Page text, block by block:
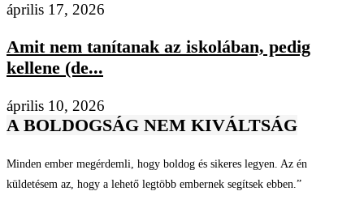
április 17, 2026
Amit nem tanítanak az iskolában, pedig
kellene (de...
április 10, 2026
A BOLDOGSÁG NEM KIVÁLTSÁG
Minden ember megérdemli, hogy boldog és sikeres legyen. Az én
küldetésem az, hogy a lehető legtöbb embernek segítsek ebben.”